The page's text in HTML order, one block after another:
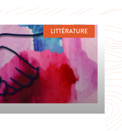
LITTÉRATURE